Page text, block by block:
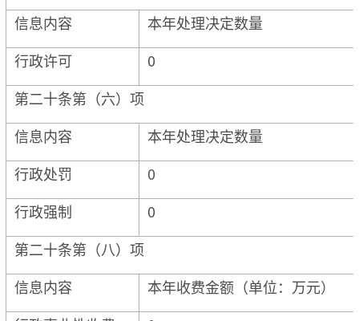
信息内容
本年处理决定数量
行政许可
0
第二十条第（六）项
信息内容
本年处理决定数量
行政处罚
0
行政强制
0
第二十条第（八）项
信息内容
本年收费金额（单位：万元）